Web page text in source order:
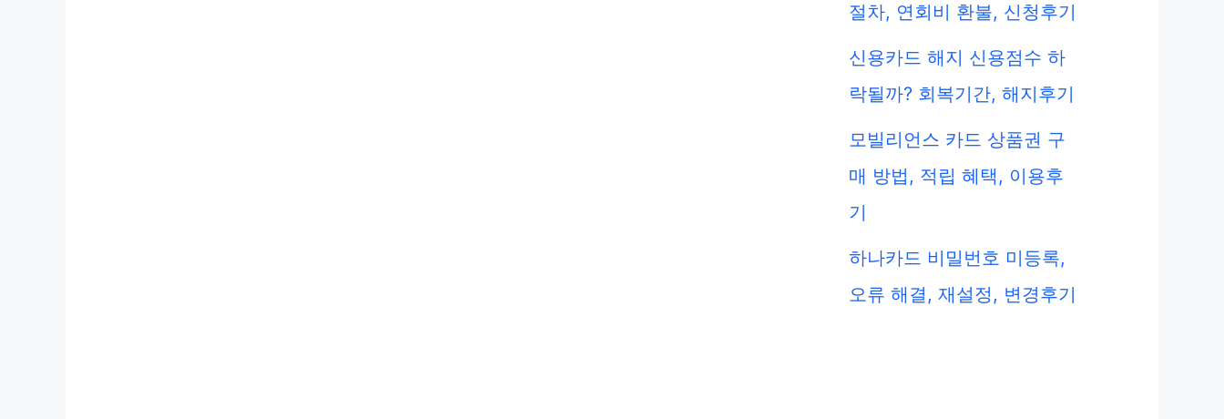
절차, 연회비 환불, 신청후기
신용카드 해지 신용점수 하
락될까? 회복기간, 해지후기
모빌리언스 카드 상품권 구
매 방법, 적립 혜택, 이용후
기
하나카드 비밀번호 미등록,
오류 해결, 재설정, 변경후기